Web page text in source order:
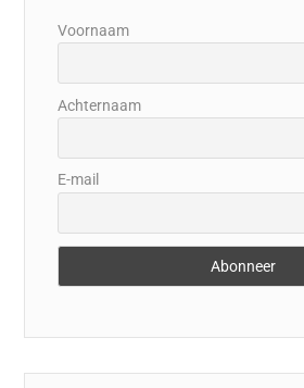
Voornaam
Achternaam
E-mail